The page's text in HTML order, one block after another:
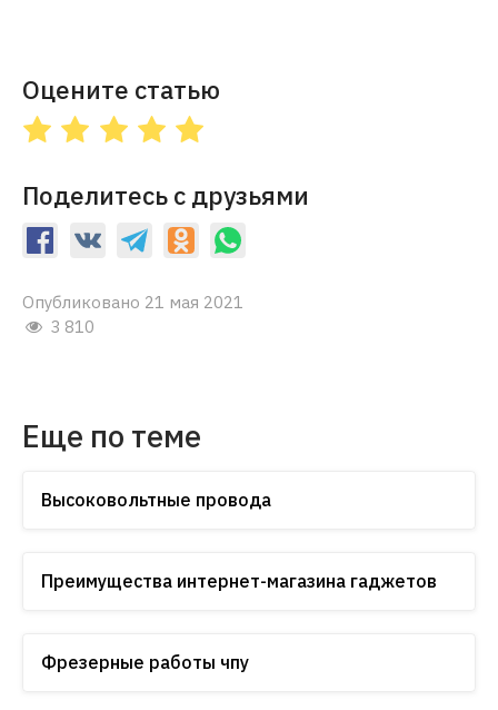
Оцените статью
Поделитесь с друзьями
Опубликовано 21 мая 2021
3 810
Еще по теме
Высоковольтные провода
Преимущества интернет-магазина гаджетов
Фрезерные работы чпу